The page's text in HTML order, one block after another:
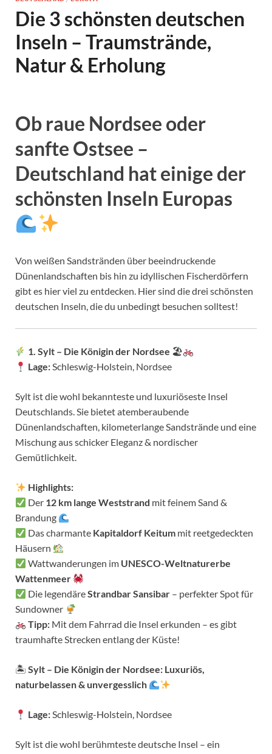
Die 3 schönsten deutschen
Inseln – Traumstrände,
Natur & Erholung
Ob raue Nordsee oder
sanfte Ostsee –
Deutschland hat einige der
schönsten Inseln Europas
Von weißen Sandstränden über beeindruckende
Dünenlandschaften bis hin zu idyllischen Fischerdörfern
gibt es hier viel zu entdecken. Hier sind die drei schönsten
deutschen Inseln, die du unbedingt besuchen solltest!
1. Sylt – Die Königin der Nordsee 🏖
Lage:Schleswig-Holstein, Nordsee
Sylt ist die wohl bekannteste und luxuriöseste Insel
Deutschlands. Sie bietet atemberaubende
Dünenlandschaften, kilometerlange Sandstrände und eine
Mischung aus schicker Eleganz & nordischer
Gemütlichkeit.
Highlights:
Der 12 km lange Weststrand mit feinem Sand &
Brandung
Das charmante Kapitaldorf Keitum mit reetgedeckten
Häusern
Wattwanderungen im UNESCO-Weltnaturerbe
Wattenmeer
Die legendäreStrandbar Sansibar – perfekter Spot für
Sundowner
Tipp: Mit dem Fahrrad die Insel erkunden – es gibt
traumhafte Strecken entlang der Küste!
🏝 Sylt – Die Königin der Nordsee: Luxuriös,
naturbelassen & unvergesslich
Lage:Schleswig-Holstein, Nordsee
Sylt ist die wohl berühmteste deutsche Insel – ein